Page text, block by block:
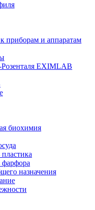
приборам и аппаратам
EXIMLAB
биохимия
фарфора
назначения